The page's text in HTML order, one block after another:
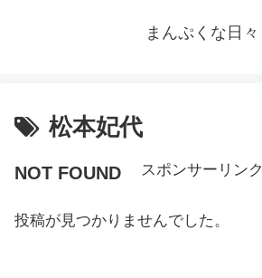
まんぷくな日々
松本妃代
NOT FOUND
投稿が見つかりませんでした。
スポンサーリンク